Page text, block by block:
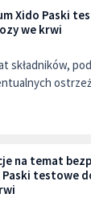
Xido Paski
we krwi
składników,
na temat
testowe